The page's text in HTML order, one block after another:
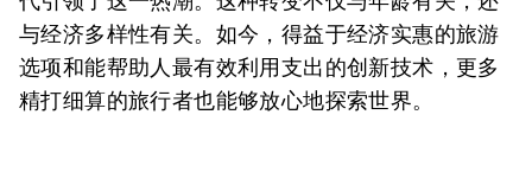
与经济多样性有关。如今，得益于经济实惠的旅游
选项和能帮助人最有效利用支出的创新技术，更多
精打细算的旅行者也能够放心地探索世界。